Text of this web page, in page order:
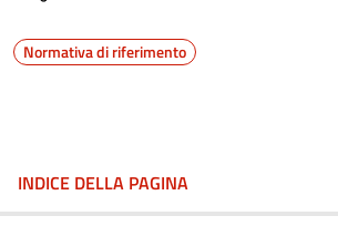
Normativa di riferimento
INDICE DELLA PAGINA